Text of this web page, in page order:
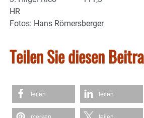
HR
Fotos: Hans Römersberger
Teilen Sie diesen
teilen teilen